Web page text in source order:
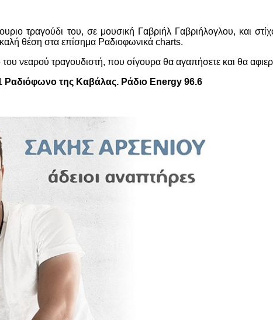
τραγούδι του, σε μουσική Γαβριήλ Γαβριήλογλου, και
θέση στα επίσημα Ραδιοφωνικά charts.
νεαρού τραγουδιστή, που σίγουρα θα αγαπήσετε και θα
Ραδιόφωνο της Καβάλας. Ράδιο Energy 96.6